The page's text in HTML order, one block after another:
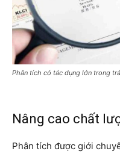
Phân tích có tác dụng lớn trong
Nâng cao chất
Phân tích được giới